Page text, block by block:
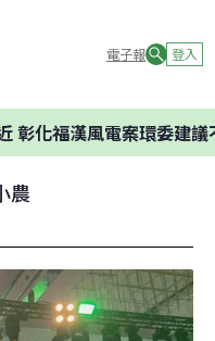
電子報 登入
風電案環委建議不應開發
農